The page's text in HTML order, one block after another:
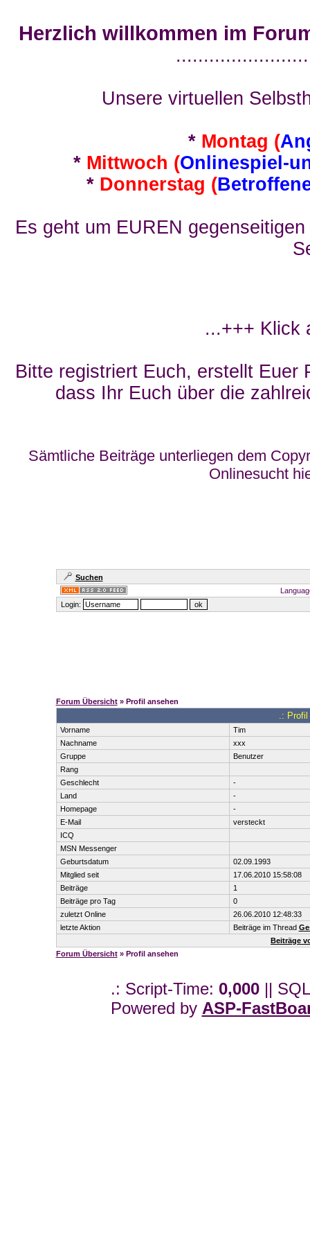
Herzlich willkommen im
Unsere virtuellen
* Montag (
* Mittwoch (Onlinespiel-
* Donnerstag (
Es geht um EUREN
...+++ Klick
Bitte registriert Euch, erstellt Euer
dass Ihr Euch über die
Sämtliche Beiträge unterliegen dem
Onlinesucht
Suchen
Login:
Forum Übersicht» Profil ansehen
.:
Vorname
Tim
Nachname
xxx
Gruppe
Benutzer
Rang
Geschlecht
-
Land
-
Homepage
-
E-Mail
versteckt
ICQ
MSN Messenger
Geburtsdatum
02.09.1993
Mitglied seit
17.06.2010 15:58:08
Beiträge
1
Beiträge pro Tag
0
zuletzt Online
26.06.2010 12:48:33
letzte Aktion
Beiträge im Thread
Beiträge
Forum Übersicht» Profil ansehen
.: Script-Time: 0,000||
Powered by ASP-